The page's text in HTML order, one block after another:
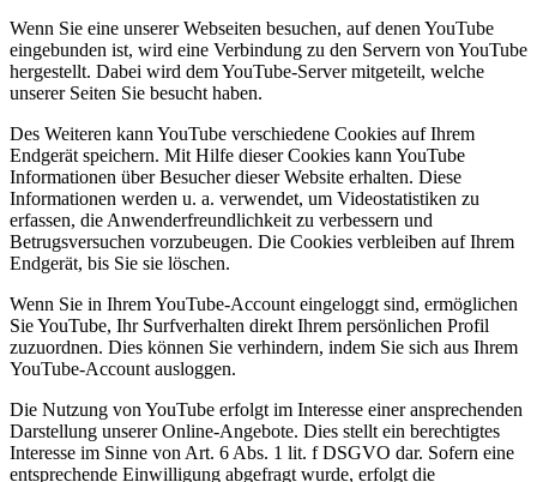
Wenn Sie eine unserer Webseiten besuchen, auf denen YouTube
eingebunden ist, wird eine Verbindung zu den Servern von YouTube
hergestellt. Dabei wird dem YouTube-Server mitgeteilt, welche
unserer Seiten Sie besucht haben.
Des Weiteren kann YouTube verschiedene Cookies auf Ihrem
Endgerät speichern. Mit Hilfe dieser Cookies kann YouTube
Informationen über Besucher dieser Website erhalten. Diese
Informationen werden u. a. verwendet, um Videostatistiken zu
erfassen, die Anwenderfreundlichkeit zu verbessern und
Betrugsversuchen vorzubeugen. Die Cookies verbleiben auf Ihrem
Endgerät, bis Sie sie löschen.
Wenn Sie in Ihrem YouTube-Account eingeloggt sind, ermöglichen
Sie YouTube, Ihr Surfverhalten direkt Ihrem persönlichen Profil
zuzuordnen. Dies können Sie verhindern, indem Sie sich aus Ihrem
YouTube-Account ausloggen.
Die Nutzung von YouTube erfolgt im Interesse einer ansprechenden
Darstellung unserer Online-Angebote. Dies stellt ein berechtigtes
Interesse im Sinne von Art. 6 Abs. 1 lit. f DSGVO dar. Sofern eine
entsprechende Einwilligung abgefragt wurde, erfolgt die